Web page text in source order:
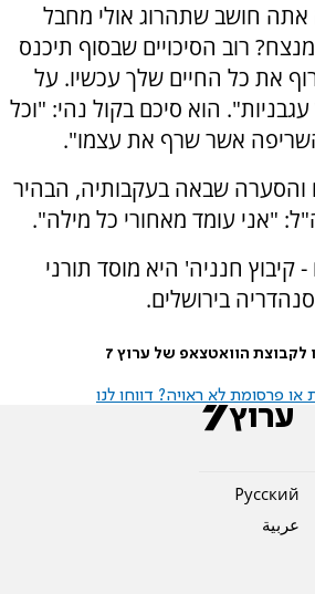
חושב שתהרוג אולי מחבל
רוב הסיכויים שבסוף תיכנס
את כל החיים שלך עכשיו. על
הוא סיכם בקול נהי: "וכל
אשר שרף את עצמו".
והסערה שבאה בעקבותיה, הבהיר
"אני עומד מאחורי כל מילה".
קיבוץ חנניה' היא מוסד תורני
בירושלים.
לקבוצת הוואטצאפ של ערוץ 7
פרסומת לא ראויה? דווחו לנו
Pусский
عربية